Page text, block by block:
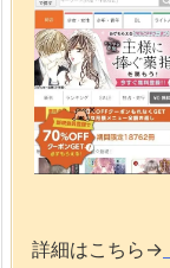
詳細はこちら→